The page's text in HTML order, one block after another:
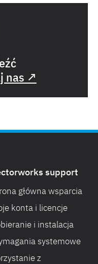
nas ↗
support
główna wsparcia
konta i licencje
i instalacja
systemowe
z